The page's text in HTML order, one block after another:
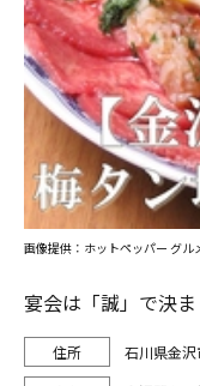
宴会は「誠」で決
石川県金
画像提供：ホットペッパー グル